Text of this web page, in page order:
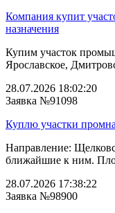
Компания купит
назначения
Купим участок
Ярославское,
28.07.2026 18:02:20
Заявка №91098
Куплю участки
Направление:
ближайшие к ним.
28.07.2026 17:38:22
Заявка №98900